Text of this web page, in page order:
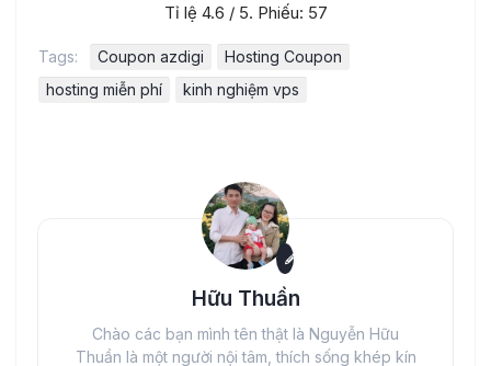
Tỉ lệ 4.6 / 5. Phiếu: 57
Tags: Coupon azdigi
Hosting Coupon
hosting miễn phí
kinh nghiệm vps
Hữu Thuần
Chào các bạn mình tên thật là Nguyễn Hữu
Thuần là một người nội tâm, thích sống khép kín